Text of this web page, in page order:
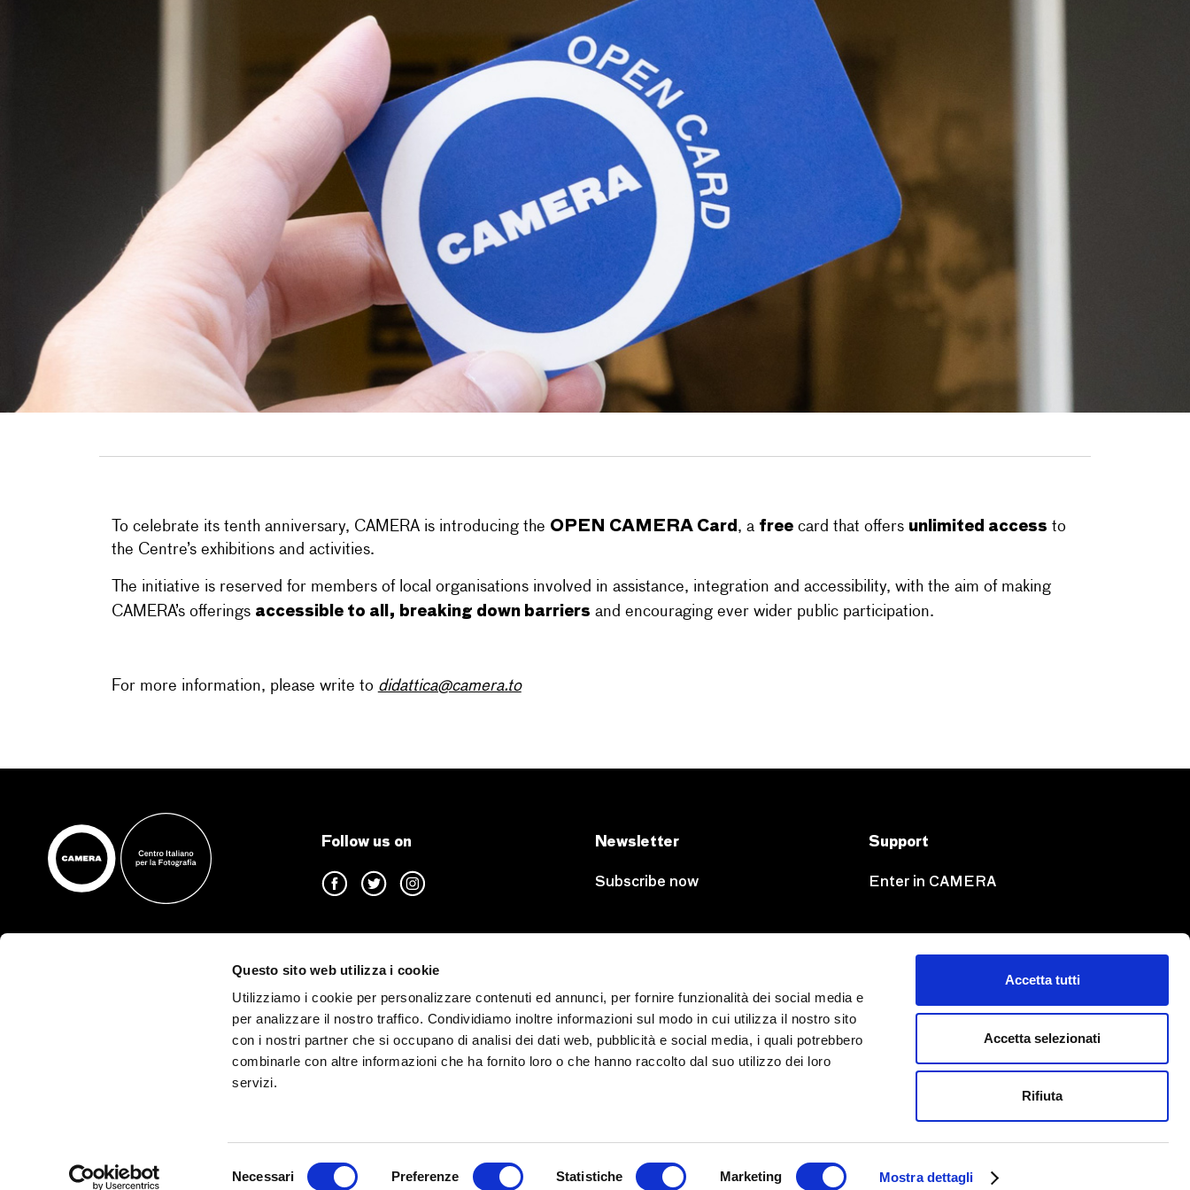
Questo sito web utilizza i cookie
Utilizziamo i cookie per personalizzare contenuti ed annunci, per fornire funzionalità dei social media e
per analizzare il nostro traffico. Condividiamo inoltre informazioni sul modo in cui utilizza il nostro sito
con i nostri partner che si occupano di analisi dei dati web, pubblicità e social media, i quali potrebbero
combinarle con altre informazioni che ha fornito loro o che hanno raccolto dal suo utilizzo dei loro
servizi.
Necessari Preferenze Statistiche Marketing Mostra dettagli
Accetta tutti
Accetta selezionati
Rifiuta
To celebrate its tenth anniversary, CAMERA is introducing the OPEN CAMERA Card, a freecard that offers unlimited access to
the Centre’s exhibitions and activities.
The initiative is reserved for members of local organisations involved in assistance, integration and accessibility, with the aim of making
CAMERA’s offerings accessible to all, breaking down barriers and encouraging ever wider public participation.
For more information, please write to didattica@camera.to
Follow us on Newsletter
Subscribe now
Support
Enter in CAMERA
For updated hours go to
Information page
Press Area
Partner
Contacts
LEGAL INFORMATION
PRIVACY
COOKIE POLICY
Webdesign and development